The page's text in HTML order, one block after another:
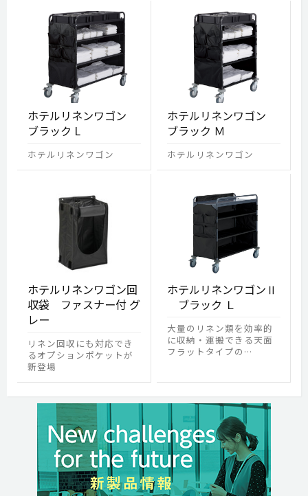
ホテルリネンワゴン
ブラック L
ホテルリネンワゴン
ホテルリネンワゴン
ブラック Ｍ
ホテルリネンワゴン
ホテルリネンワゴン回
収袋 ファスナー付 グ
レー
リネン回収にも対応でき
るオプションポケットが
新登場
ホテルリネンワゴンⅡ
ブラック Ｌ
大量のリネン類を効率的
に収納・運搬できる天面
フラットタイプの…